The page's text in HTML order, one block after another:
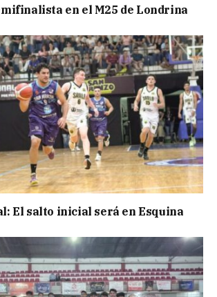
en el M25 de Londrina
El salto inicial será en Esquina